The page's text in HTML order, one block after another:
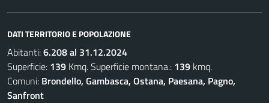
DATI TERRITORIO E POPOLAZIONE
Abitanti:6.208 al 31.12.2024
Superficie: 139 Kmq. Superficie montana.: 139 kmq.
Comuni: Brondello, Gambasca, Ostana, Paesana, Pagno,
Sanfront